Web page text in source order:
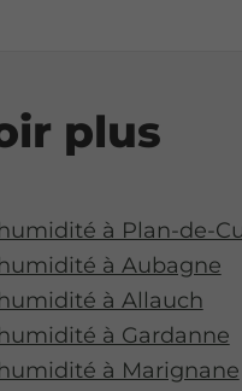
plus
à Plan-de-
à Aubagne
à Allauch
à Gardanne
à Marignane